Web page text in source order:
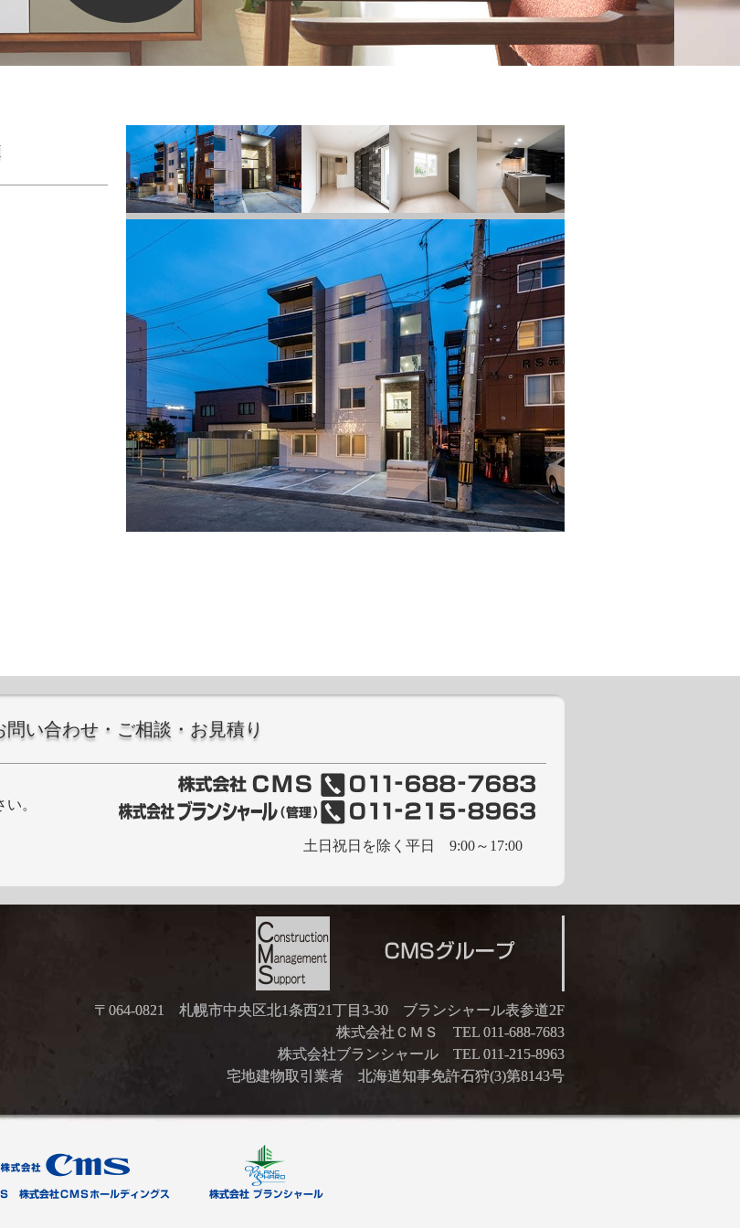
問い合わせ・ご相談・お見積り
。
土日祝日を除く平日 9:00～17:00
〒064-0821 札幌市中央区北1条西21丁目3-30 ブランシャール表参道2F
株式会社ＣＭＳ TEL 011-688-7683
株式会社ブランシャール TEL 011-215-8963
宅地建物取引業者 北海道知事免許石狩(3)第8143号